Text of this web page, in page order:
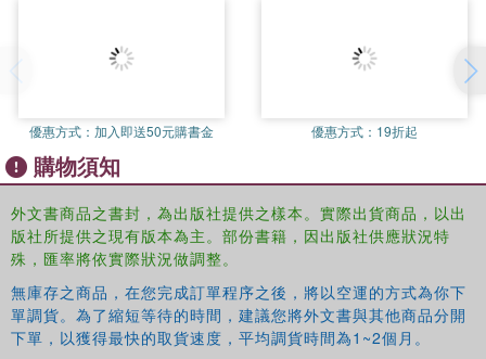
check out our Snap Revision Text Guide on A Christmas Carol
優惠方式： 加入即送50元購書金 優惠方式： 19折起
購物須知
外文書商品之書封，為出版社提供之樣本。實際出貨商品，以出
版社所提供之現有版本為主。部份書籍，因出版社供應狀況特
殊，匯率將依實際狀況做調整。
無庫存之商品，在您完成訂單程序之後，將以空運的方式為你下
單調貨。為了縮短等待的時間，建議您將外文書與其他商品分開
下單，以獲得最快的取貨速度，平均調貨時間為1~2個月。